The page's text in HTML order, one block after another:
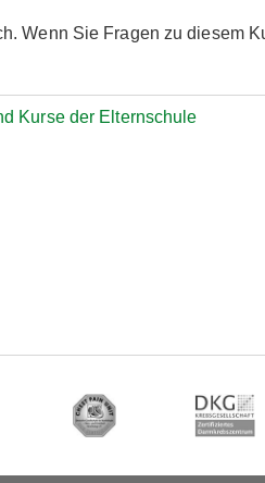
Wenn Sie Fragen zu diesem
Kurse der Elternschule